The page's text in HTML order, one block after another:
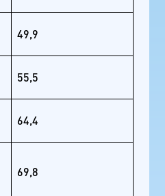
49,9
55,5
64,4
69,8